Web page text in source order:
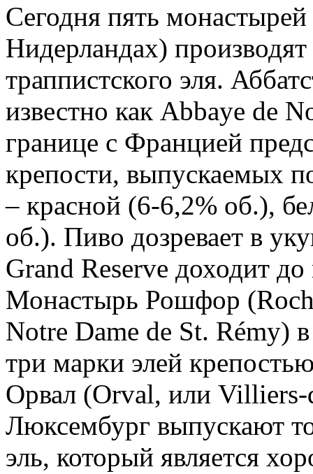
Сегодня пять
Нидерландах)
траппистского эля.
известно как Abbaye de
границе с Францией
крепости, выпускаемых
– красной (6-6,2% об.),
об.). Пиво дозревает в
Grand Reserve доходит
Монастырь Рошфор
Notre Dame de St. Rémy)
три марки элей
Орвал (Orval, или
Люксембург выпускают
эль, который является